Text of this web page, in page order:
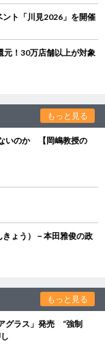
ト「川見2026」を開催
元！30万店舗以上が対象
もっと見る
いのか 【岡嶋教授の
ょう）－本田雅俊の政
もっと見る
グラス」発売 “強制